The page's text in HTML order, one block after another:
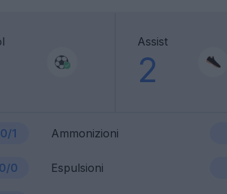
Assist
2
0/1 Ammonizioni
0/0 Espulsioni